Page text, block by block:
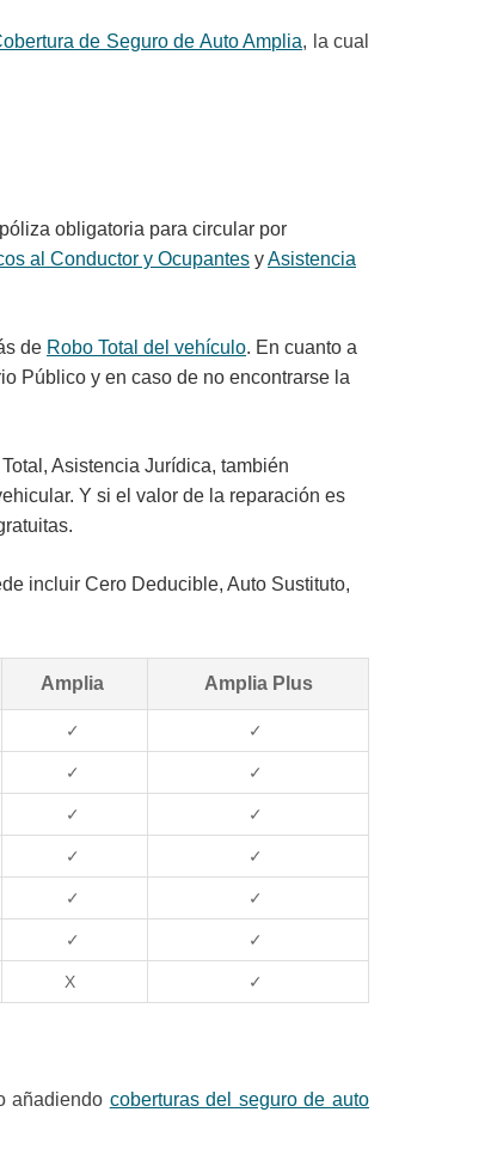
de Seguro de Auto Amplia, la cual
obligatoria para circular por
al Conductor y Ocupantes yAsistencia
de Robo Total del vehículo. En cuanto a
Público y en caso de no encontrarse la
Asistencia Jurídica, también
Y si el valor de la reparación es
incluir Cero Deducible, Auto Sustituto,
Amplia Amplia Plus
✓ ✓
✓ ✓
✓ ✓
✓ ✓
✓ ✓
✓ ✓
X ✓
añadiendo coberturas del seguro de auto